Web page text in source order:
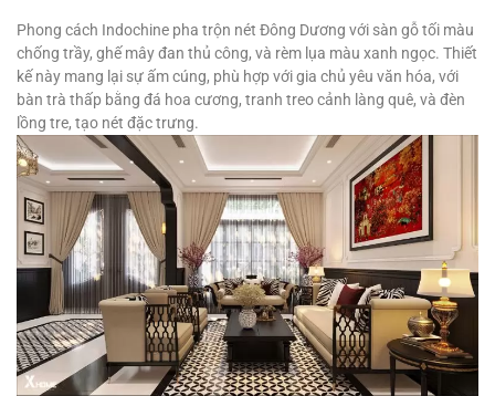
Phong cách Indochine pha trộn nét Đông Dương với sàn gỗ tối màu
chống trầy, ghế mây đan thủ công, và rèm lụa màu xanh ngọc. Thiết
kế này mang lại sự ấm cúng, phù hợp với gia chủ yêu văn hóa, với
bàn trà thấp bằng đá hoa cương, tranh treo cảnh làng quê, và đèn
lồng tre, tạo nét đặc trưng.